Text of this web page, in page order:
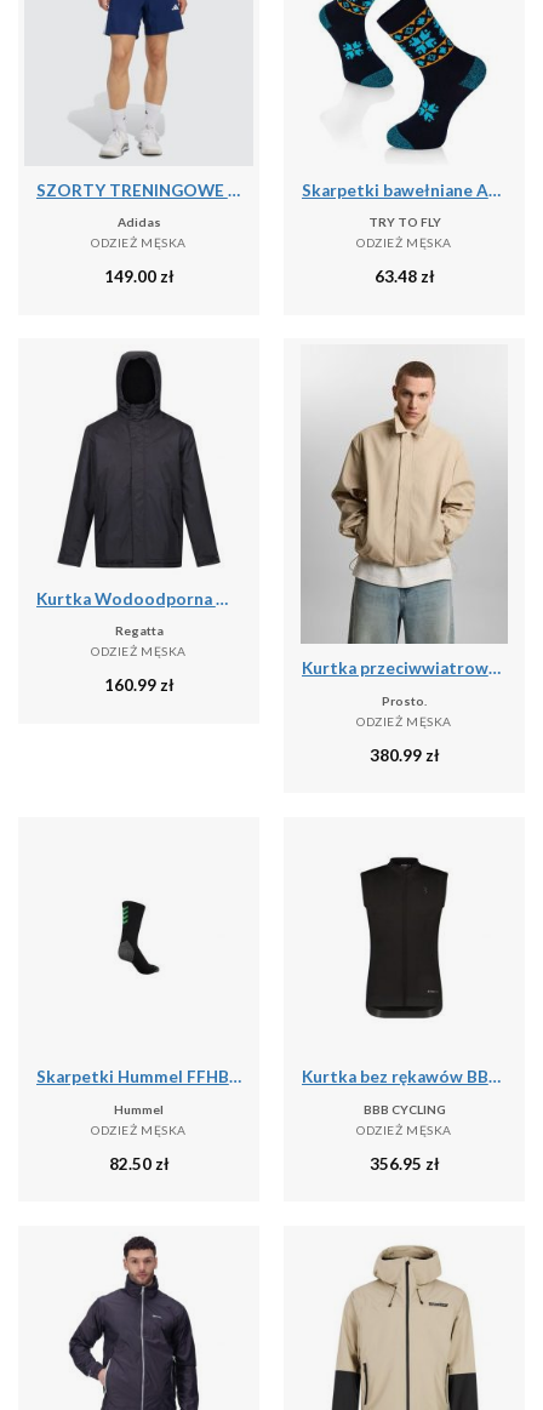
SZORTY TRENINGOWE WORKOUT ESSENTIALS BASE 3 STRIPES WOVEN
Adidas
ODZIEŻ MĘSKA
149.00zł
Skarpetki bawełniane Active Lifestyle Skarpetki ETHNO Granatowe
TRY TO FLY
ODZIEŻ MĘSKA
63.48zł
Kurtka Wodoodporna Męska Sterlings IV
Regatta
ODZIEŻ MĘSKA
160.99zł
Kurtka przeciwwiatrowa męska Prosto Splash
Prosto.
ODZIEŻ MĘSKA
380.99 zł
Skarpetki Hummel FFHB Pro
Hummel
ODZIEŻ MĘSKA
82.50 zł
Kurtka bez rękawów BBB Cycling Triguard
BBB CYCLING
ODZIEŻ MĘSKA
356.95 zł